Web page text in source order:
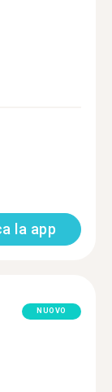
la app
NUOVO